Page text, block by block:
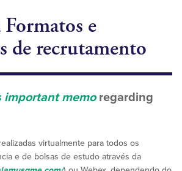
Formatos e
de recrutamento
important memo regarding
virtualmente para todos os
e de bolsas de estudo através da